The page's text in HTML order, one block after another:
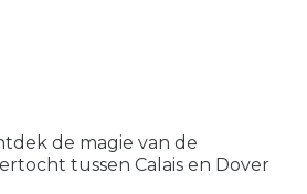
de magie van de
tussen Calais en Dover